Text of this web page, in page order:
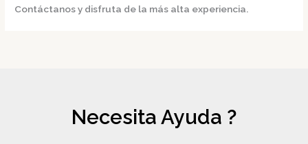
Contáctanos y disfruta de la más alta experiencia.
Necesita Ayuda ?